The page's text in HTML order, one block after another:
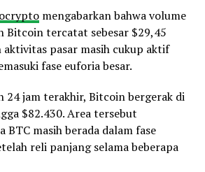
mengabarkan bahwa volume
Bitcoin tercatat sebesar $29,45
aktivitas pasar masih cukup aktif
fase euforia besar.
24 jam terakhir, Bitcoin bergerak di
$82.430. Area tersebut
BTC masih berada dalam fase
reli panjang selama beberapa